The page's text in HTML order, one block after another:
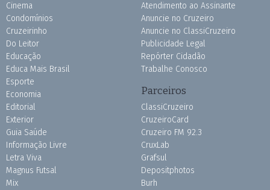
Cinema
Condomínios
Cruzeirinho
Do Leitor
Educação
Educa Mais Brasil
Esporte
Economia
Editorial
Exterior
Guia Saúde
Informação Livre
Letra Viva
Magnus Futsal
Mix
Atendimento ao Assinante
Anuncie no Cruzeiro
Anuncie no ClassiCruzeiro
Publicidade Legal
Repórter Cidadão
Trabalhe Conosco
Parceiros
ClassiCruzeiro
CruzeiroCard
Cruzeiro FM 92.3
CruxLab
Grafsul
Depositphotos
Burh